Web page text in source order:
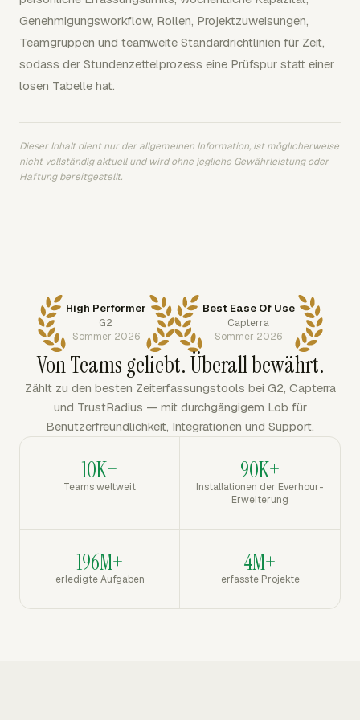
Genehmigungsworkflow, Rollen, Projektzuweisungen,
Teamgruppen und teamweite Standardrichtlinien für Zeit,
sodass der Stundenzettelprozess eine Prüfspur statt einer
losen Tabelle hat.
Dieser Inhalt dient nur der allgemeinen Information, ist möglicherweise
nicht vollständig aktuell und wird ohne jegliche Gewährleistung oder
Haftung bereitgestellt.
High Performer
G2
Sommer 2026
Best Ease Of Use
Capterra
Sommer 2026
Von Teams geliebt. Überall bewährt.
Zählt zu den besten Zeiterfassungstools bei G2, Capterra
und TrustRadius — mit durchgängigem Lob für
Benutzerfreundlichkeit, Integrationen und Support.
10K+
Teams weltweit
90K+
Installationen der Everhour-
Erweiterung
196M+
erledigte Aufgaben
4M+
erfasste Projekte